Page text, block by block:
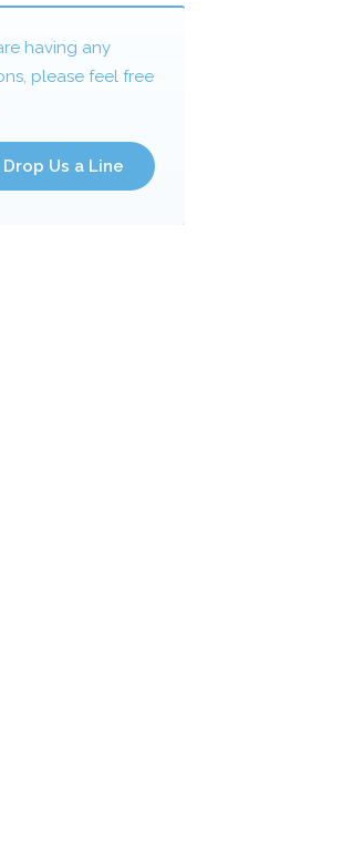
having any
please feel free
Drop Us a Line